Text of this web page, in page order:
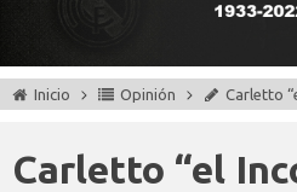
Inicio Opinión Carletto
Carletto “el